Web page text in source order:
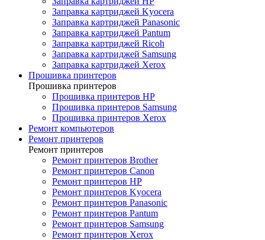
Заправка картриджей Kyocera
Заправка картриджей Panasonic
Заправка картриджей Pantum
Заправка картриджей Ricoh
Заправка картриджей Samsung
Заправка картриджей Xerox
Прошивка принтеров
Прошивка принтеров
Прошивка принтеров HP
Прошивка принтеров Samsung
Прошивка принтеров Xerox
Ремонт компьютеров
Ремонт принтеров
Ремонт принтеров
Ремонт принтеров Brother
Ремонт принтеров Canon
Ремонт принтеров HP
Ремонт принтеров Kyocera
Ремонт принтеров Panasonic
Ремонт принтеров Pantum
Ремонт принтеров Samsung
Ремонт принтеров Xerox